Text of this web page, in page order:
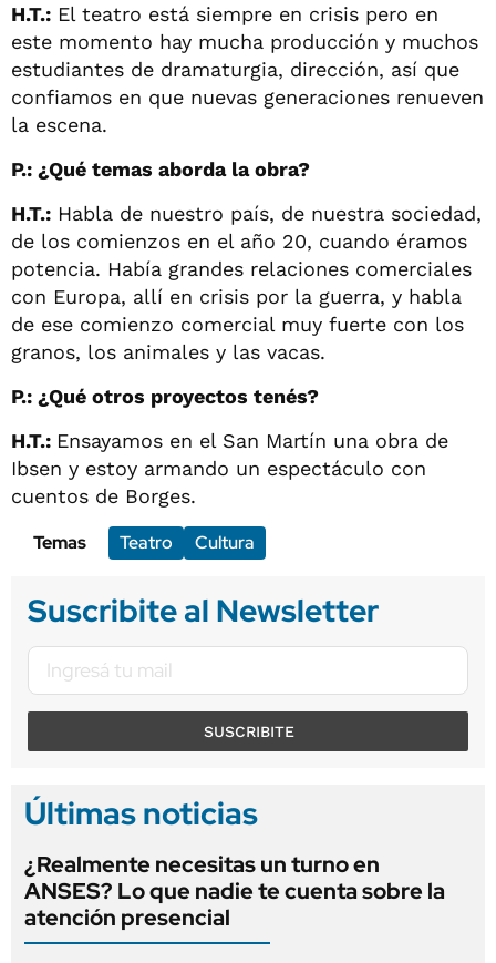
H.T.: El teatro está siempre en crisis pero en
este momento hay mucha producción y muchos
estudiantes de dramaturgia, dirección, así que
confiamos en que nuevas generaciones renueven
la escena.
P.: ¿Qué temas aborda la obra?
H.T.: Habla de nuestro país, de nuestra sociedad,
de los comienzos en el año 20, cuando éramos
potencia. Había grandes relaciones comerciales
con Europa, allí en crisis por la guerra, y habla
de ese comienzo comercial muy fuerte con los
granos, los animales y las vacas.
P.: ¿Qué otros proyectos tenés?
H.T.: Ensayamos en el San Martín una obra de
Ibsen y estoy armando un espectáculo con
cuentos de Borges.
Temas
Teatro Cultura
Suscribite al Newsletter
SUSCRIBITE
Últimas noticias
¿Realmente necesitas un turno en
ANSES? Lo que nadie te cuenta sobre la
atención presencial